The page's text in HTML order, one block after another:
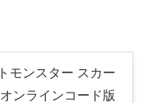
モンスター スカー
ンラインコード版